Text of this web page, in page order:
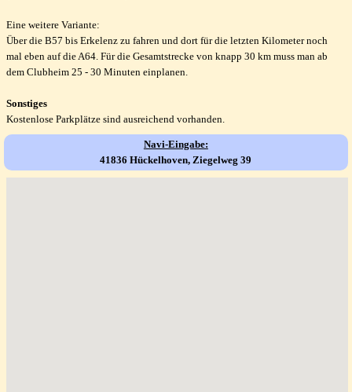
Eine weitere Variante:
Über die B57 bis Erkelenz zu fahren und dort für die letzten Kilometer noch
mal eben auf die A64. Für die Gesamtstrecke von knapp 30 km muss man ab
dem Clubheim 25 - 30 Minuten einplanen.
Sonstiges
Kostenlose Parkplätze sind ausreichend vorhanden.
Navi-Eingabe:
41836 Hückelhoven, Ziegelweg 39